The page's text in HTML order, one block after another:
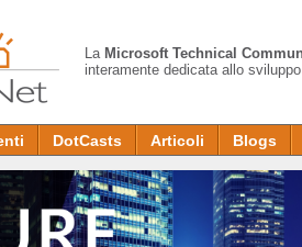
La Microsoft Technical
interamente dedicata allo
DotCasts Articoli Blogs